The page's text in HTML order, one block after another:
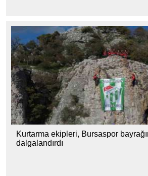
Kurtarma ekipleri, Bursaspor
dalgalandırdı